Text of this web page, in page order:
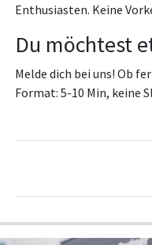
Enthusiasten. Keine
Du möchtest
Melde dich bei uns! Ob
Format: 5-10 Min, keine